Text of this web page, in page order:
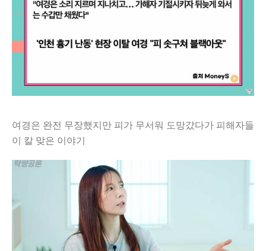
여경은 완전 무장했지만 피가 무서워 도망갔다가 피해자들
이 칼 맞은 이야기